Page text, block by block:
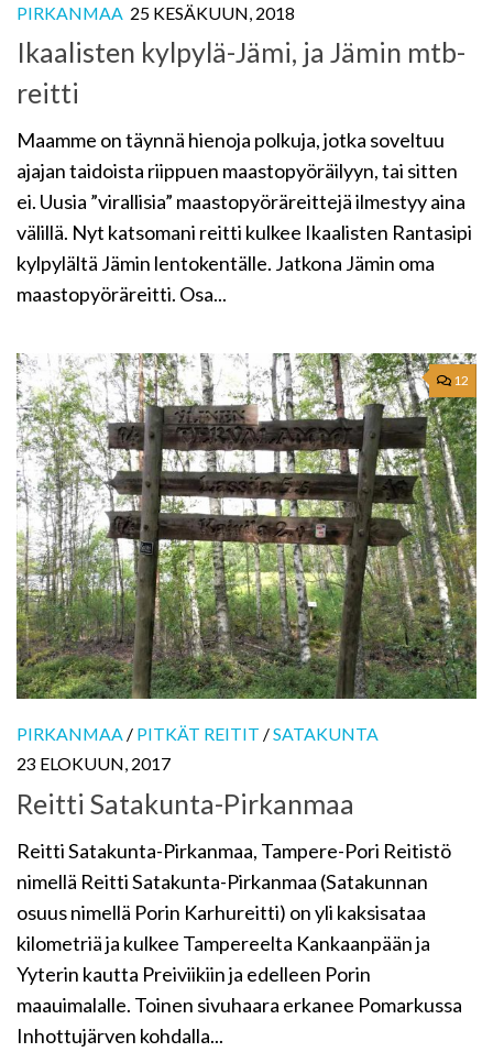
PIRKANMAA 25 KESÄKUUN, 2018
Ikaalisten kylpylä-Jämi, ja Jämin mtb-
reitti
Maamme on täynnä hienoja polkuja, jotka soveltuu
ajajan taidoista riippuen maastopyöräilyyn, tai sitten
ei. Uusia ”virallisia” maastopyöräreittejä ilmestyy aina
välillä. Nyt katsomani reitti kulkee Ikaalisten Rantasipi
kylpylältä Jämin lentokentälle. Jatkona Jämin oma
maastopyöräreitti. Osa...
12
PIRKANMAA / PITKÄT REITIT /SATAKUNTA
23 ELOKUUN, 2017
Reitti Satakunta-Pirkanmaa
Reitti Satakunta-Pirkanmaa, Tampere-Pori Reitistö
nimellä Reitti Satakunta-Pirkanmaa (Satakunnan
osuus nimellä Porin Karhureitti) on yli kaksisataa
kilometriä ja kulkee Tampereelta Kankaanpään ja
Yyterin kautta Preiviikiin ja edelleen Porin
maauimalalle. Toinen sivuhaara erkanee Pomarkussa
Inhottujärven kohdalla...